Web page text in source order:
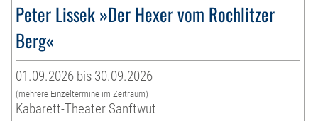
Peter Lissek »Der Hexer vom Rochlitzer
Berg«
01.09.2026 bis 30.09.2026
(mehrere Einzeltermine im Zeitraum)
Kabarett-Theater Sanftwut